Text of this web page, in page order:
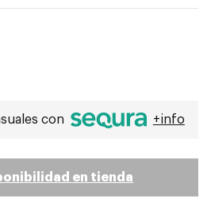
con +info
en tienda